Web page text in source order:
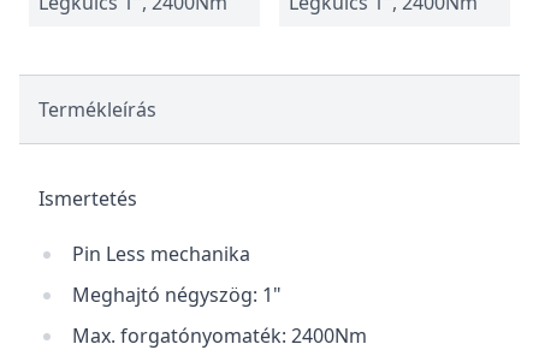
Termékleírás
Ismertetés
Pin Less mechanika
Meghajtó négyszög: 1"
Max. forgatónyomaték: 2400Nm